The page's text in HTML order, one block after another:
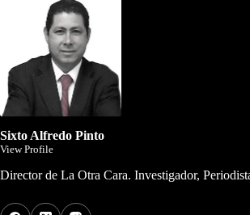
Sixto Alfredo Pinto
View Profile
Director de La Otra Cara. Investigador,